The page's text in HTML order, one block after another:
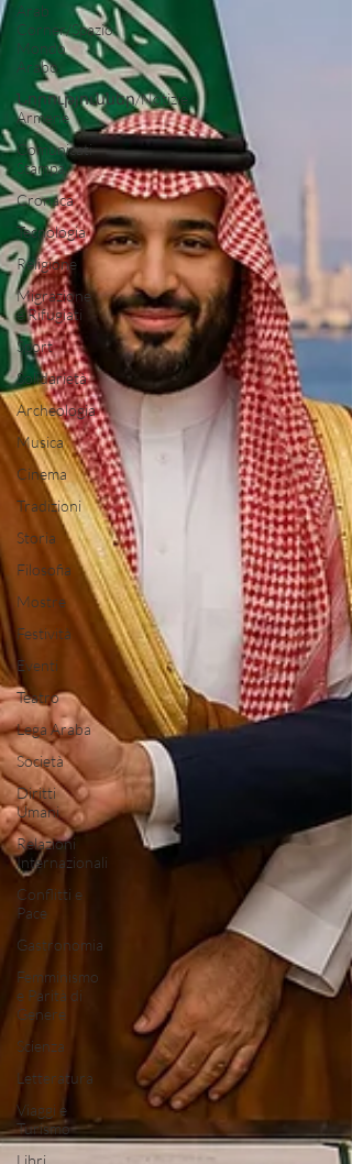
Arab
Corner/Spazio
Mondo
Arabo
Նորություններ/Notizie
Armene
Comunicati
Stampa
Cronaca
Tecnologia
Religione
Migrazione
e Rifugiati
Sport
Solidarietà
Archeologia
Musica
Cinema
Tradizioni
Storia
Filosofia
Mostre
Festività
Eventi
Teatro
Lega Araba
Società
Diritti
Umani
Relazioni
Internazionali
Conflitti e
Pace
Gastronomia
Femminismo
e Parità di
Genere
Scienza
Letteratura
Viaggi e
Turismo
Libri